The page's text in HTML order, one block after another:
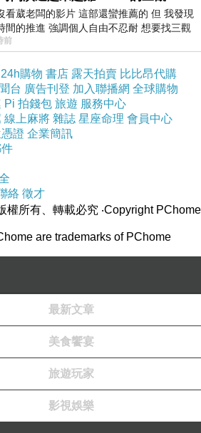
看葳老闆的影片 這部還蠻推薦的 但 我發現
間的推進 強調個人自由不忍耐 想要找三觀
不要說對象 連朋友都超
前
24h購物 書店 露天拍賣 比比昂代購
台 廣告刊登 加入聯播網 全球購物
Pi 拍錢包 旅遊 服務中心
線上麻將 雜誌 星座命理 會員中心
證 企業簡訊
絡 徵才
權所有、轉載必究 ‧Copyright PChome
are trademarks of PChome
最新文章
美食饗宴
旅遊玩家
影視娛樂